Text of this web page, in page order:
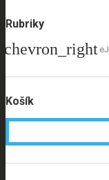
Rubriky
Košík